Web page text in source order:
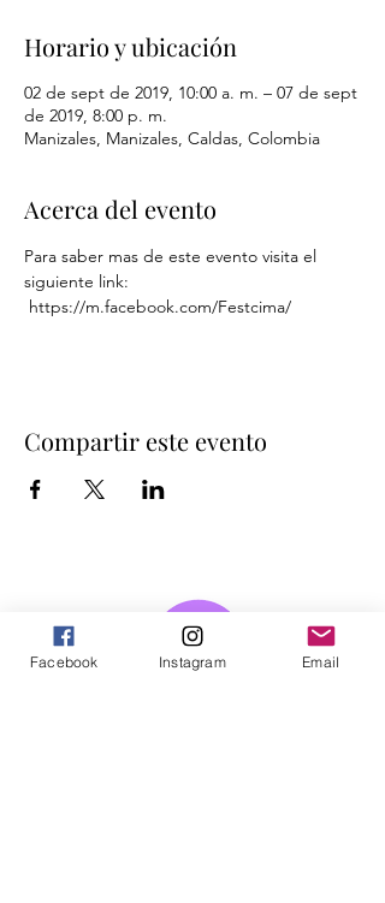
Horario y ubicación
02 de sept de 2019, 10:00 a. m. – 07 de sept
de 2019, 8:00 p. m.
Manizales, Manizales, Caldas, Colombia
Acerca del evento
Para saber mas de este evento visita el
siguiente link:
https://m.facebook.com/Festcima/
Compartir este evento
Facebook Instagram Email